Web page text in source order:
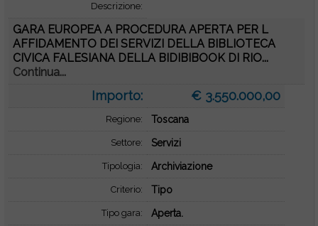
Descrizione:
GARA EUROPEA A PROCEDURA APERTA PER L
AFFIDAMENTO DEI SERVIZI DELLA BIBLIOTECA
CIVICA FALESIANA DELLA BIDIBIBOOK DI RIO...
Continua...
Importo: € 3.550.000,00
Regione: Toscana
Settore: Servizi
Tipologia: Archiviazione
Criterio: Tipo
Tipo gara: Aperta.